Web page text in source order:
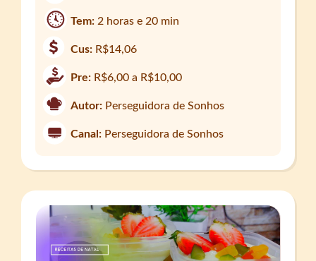
Tem: 2 horas e 20 min
Cus: R$14,06
Pre: R$6,00 a R$10,00
Autor: Perseguidora de Sonhos
Canal: Perseguidora de Sonhos